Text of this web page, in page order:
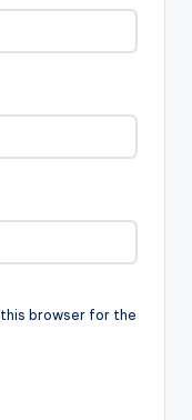
this browser for the